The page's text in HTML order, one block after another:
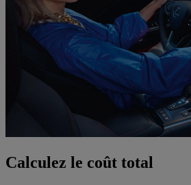
Calculez le coût total